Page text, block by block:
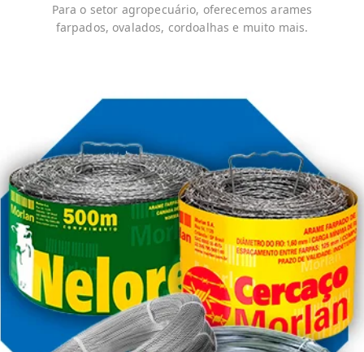
Para o setor agropecuário, oferecemos arames
farpados, ovalados, cordoalhas e muito mais.